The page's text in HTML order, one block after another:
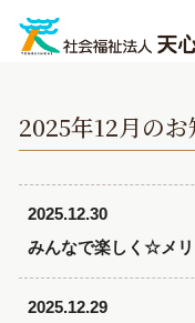
content
2025年12月の
2025.12.30
みんなで楽しく☆メ
2025.12.29